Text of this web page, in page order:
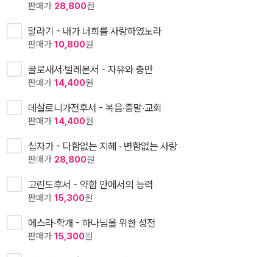
판매가 28,800원
말라기 - 내가 너희를 사랑하였노라
판매가 10,800원
골로새서·빌레몬서 - 자유와 충만
판매가 14,400원
데살로니가전후서 - 복음·종말·교회
판매가 14,400원
십자가 - 다함없는 지혜 · 변함없는 사랑
판매가 28,800원
고린도후서 - 약함 안에서의 능력
판매가 15,300원
에스라·학개 - 하나님을 위한 성전
판매가 15,300원